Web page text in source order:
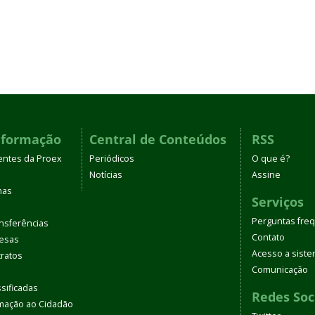
da Proex
ao Cidadão
Central de Conteúdos
Periódicos
Notícias
RSS
O que é?
Assine
Serviços
Perguntas
Contato
Acesso a
Comunicação
Redes